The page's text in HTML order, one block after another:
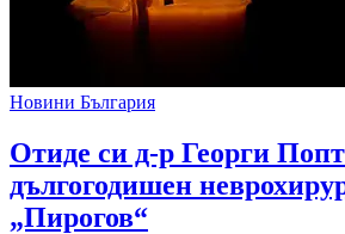
Новини България
Отиде си д-р Георги
дългогодишен
„Пирогов“